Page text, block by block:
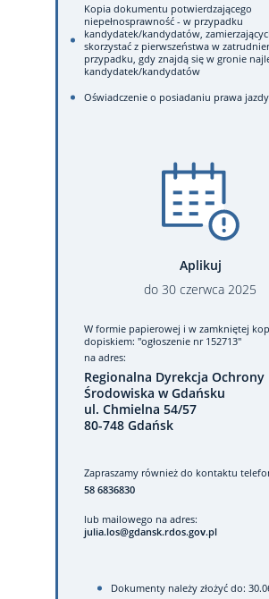
Kopia dokumentu potwierdzającego
niepełnosprawność - w przypadku
kandydatek/kandydatów,
skorzystać z pierwszeństwa w
przypadku, gdy znajdą się w gronie
kandydatek/kandydatów
Oświadczenie o posiadaniu prawa
Aplikuj
do 30 czerwca 2025
W formie papierowej i w zamkniętej
dopiskiem: "ogłoszenie nr 152713"
na adres:
Regionalna Dyrekcja Ochrony
Środowiska w Gdańsku
ul. Chmielna 54/57
80-748 Gdańsk
Zapraszamy również do kontaktu
58 6836830
lub mailowego na adres:
julia.los@gdansk.rdos.gov.pl
Dokumenty należy złożyć do: